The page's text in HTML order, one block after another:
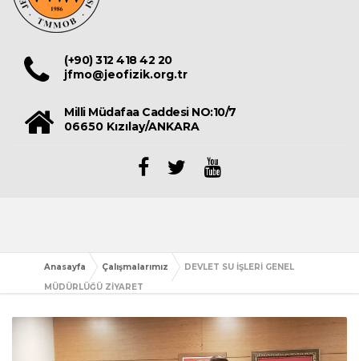
(+90) 312 418 42 20
jfmo@jeofizik.org.tr
Milli Müdafaa Caddesi NO:10/7
06650 Kızılay/ANKARA
Anasayfa Çalışmalarımız
DEVLET SU İŞLERİ GENEL
MÜDÜRLÜĞÜ ZİYARET